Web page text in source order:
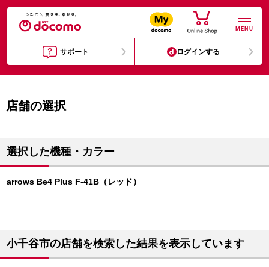
MENU
サポート ログインする
店舗の選択
選択した機種・カラー
arrows Be4 Plus F-41B（レッド）
小千谷市の店舗を検索した結果を表示しています